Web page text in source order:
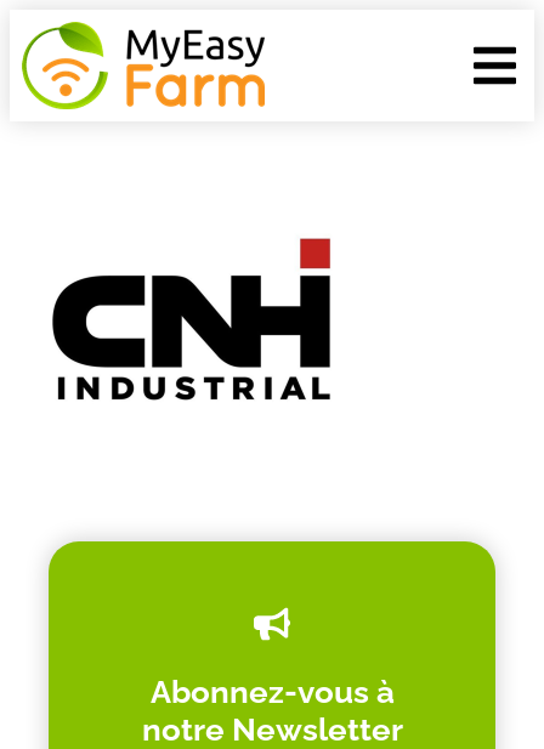
Abonnez-vous à
notre Newsletter